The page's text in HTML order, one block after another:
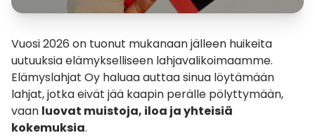
Vuosi 2026 on tuonut mukanaan jälleen huikeita
uutuuksia elämykselliseen lahjavalikoimaamme.
Elämyslahjat Oy haluaa auttaa sinua löytämään
lahjat, jotka eivät jää kaapin perälle pölyttymään,
vaan luovat muistoja, iloa ja yhteisiä
kokemuksia.